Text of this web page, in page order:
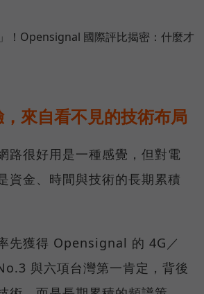
來自看不見的技術布局
路很好用是一種感覺，但對電
資金、時間與技術的長期累積
先獲得 Opensignal 的 4G／
與六項台灣第一肯定，背後